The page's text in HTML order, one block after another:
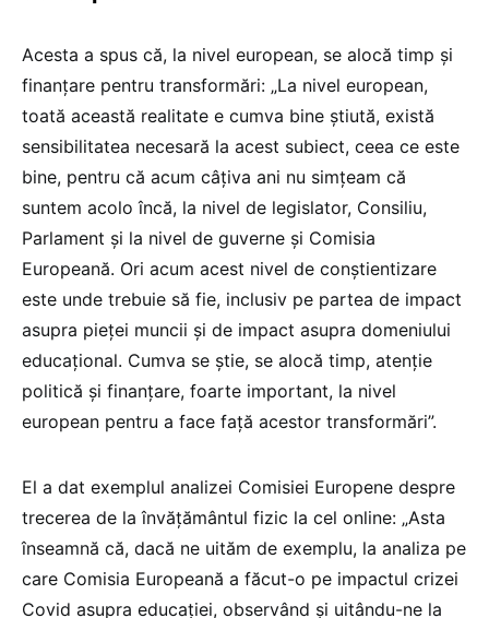
Acesta a spus că, la nivel european, se alocă timp și
finanțare pentru transformări: „La nivel european,
toată această realitate e cumva bine știută, există
sensibilitatea necesară la acest subiect, ceea ce este
bine, pentru că acum câțiva ani nu simțeam că
suntem acolo încă, la nivel de legislator, Consiliu,
Parlament și la nivel de guverne și Comisia
Europeană. Ori acum acest nivel de conștientizare
este unde trebuie să fie, inclusiv pe partea de impact
asupra pieței muncii și de impact asupra domeniului
educațional. Cumva se știe, se alocă timp, atenție
politică și finanțare, foarte important, la nivel
european pentru a face față acestor transformări”.
El a dat exemplul analizei Comisiei Europene despre
trecerea de la învățământul fizic la cel online: „Asta
înseamnă că, dacă ne uităm de exemplu, la analiza pe
care Comisia Europeană a făcut-o pe impactul crizei
Covid asupra educației, observând și uitându-ne la